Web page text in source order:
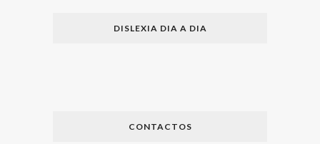
DISLEXIA DIA A DIA
CONTACTOS